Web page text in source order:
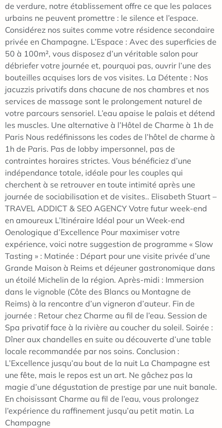
de verdure, notre établissement offre ce que les palaces
urbains ne peuvent promettre : le silence et l’espace.
Considérez nos suites comme votre résidence secondaire
privée en Champagne. L’Espace : Avec des superficies de
50 à 100m², vous disposez d’un véritable salon pour
débriefer votre journée et, pourquoi pas, ouvrir l’une des
bouteilles acquises lors de vos visites. La Détente : Nos
jacuzzis privatifs dans chacune de nos chambres et nos
services de massage sont le prolongement naturel de
votre parcours sensoriel. L’eau apaise le palais et détend
les muscles. Une alternative à l’Hôtel de Charme à 1h de
Paris Nous redéfinissons les codes de l’hôtel de charme à
1h de Paris. Pas de lobby impersonnel, pas de
contraintes horaires strictes. Vous bénéficiez d’une
indépendance totale, idéale pour les couples qui
cherchent à se retrouver en toute intimité après une
journée de sociabilisation et de visites.. Elisabeth Stuart –
TRAVEL ADDICT & SEO AGENCY Votre futur week-end
en amoureux L’Itinéraire Idéal pour un Week-end
Oenologique d’Excellence Pour maximiser votre
expérience, voici notre suggestion de programme « Slow
Tasting » : Matinée : Départ pour une visite privée d’une
Grande Maison à Reims et déjeuner gastronomique dans
un étoilé Michelin de la région. Après-midi : Immersion
dans le vignoble (Côte des Blancs ou Montagne de
Reims) à la rencontre d’un vigneron d’auteur. Fin de
journée : Retour chez Charme au fil de l’eau. Session de
Spa privatif face à la rivière au coucher du soleil. Soirée :
Dîner aux chandelles en suite ou découverte d’une table
locale recommandée par nos soins. Conclusion :
L’Excellence jusqu’au bout de la nuit La Champagne est
une fête, mais le repos est un art. Ne gâchez pas la
magie d’une dégustation de prestige par une nuit banale.
En choisissant Charme au fil de l’eau, vous prolongez
l’expérience du raffinement jusqu’au petit matin. La
Champagne